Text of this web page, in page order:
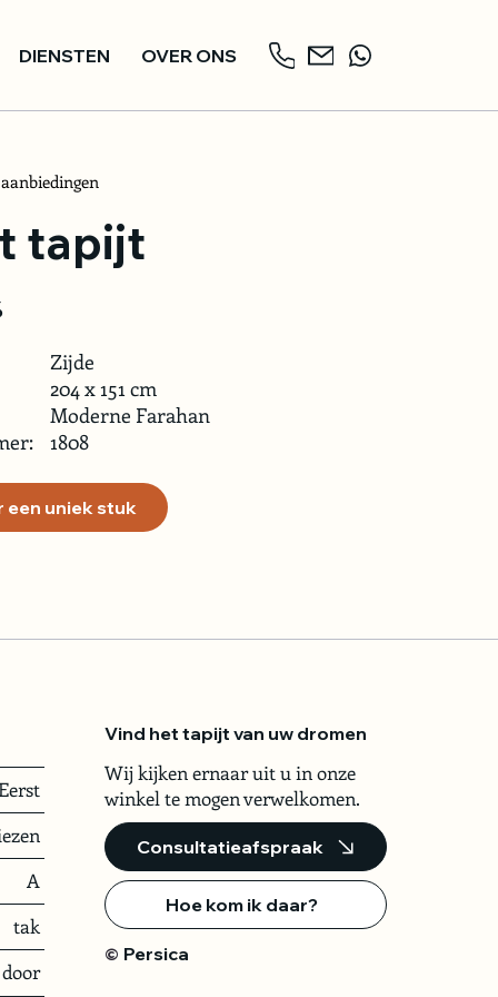
DIENSTEN OVER ONS
tapijt
een uniek stuk
Zijde
204 x 151 cm
Moderne Farahan
1808
Eerst
A
tak
door
Vind het tapijt van uw dromen
Wij kijken ernaar uit u in onze
winkel te mogen verwelkomen.
Consultatieafspraak
Hoe kom ik daar?
© Persica